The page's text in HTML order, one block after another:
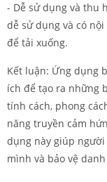
- Dễ sử dụng và thu
dễ sử dụng và có
để tải xuống.
Kết luận: Ứng dụng
ích để tạo ra những
tính cách, phong
năng truyền cảm
dụng này giúp
mình và bảo vệ